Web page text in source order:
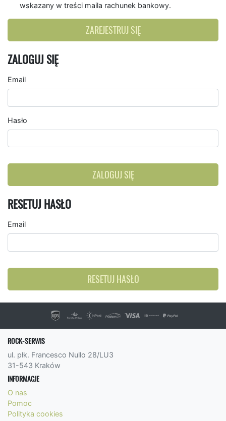
wskazany w treści maila rachunek bankowy.
ZAREJESTRUJ SIĘ
ZALOGUJ SIĘ
Email
Hasło
ZALOGUJ SIĘ
RESETUJ HASŁO
Email
RESETUJ HASŁO
ROCK-SERWIS
ul. płk. Francesco Nullo 28/LU3
31-543 Kraków
INFORMACJE
O nas
Pomoc
Polityka cookies